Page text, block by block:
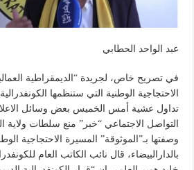
عبد الواحد الحطابي
في تصريح خاص، لجريدة “الديمقراطية
الاحتجاجية الوطنية التي ستنظمها
تداول عشية أمس الخميس بعض وسائل
التواصل الاجتماعي “خبر” منع سلطات ولاية
بالدارالبيضاء، قال نائب الكاتب العام